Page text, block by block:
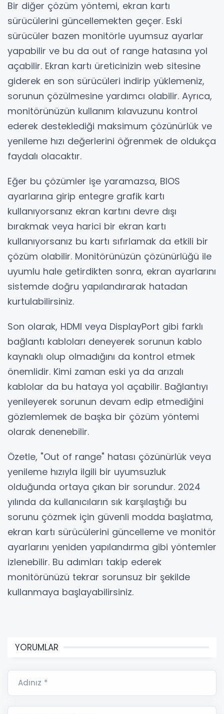
Bir diğer çözüm yöntemi, ekran kartı
sürücülerini güncellemekten geçer. Eski
sürücüler bazen monitörle uyumsuz ayarlar
yapabilir ve bu da out of range hatasına yol
açabilir. Ekran kartı üreticinizin web sitesine
giderek en son sürücüleri indirip yüklemeniz,
sorunun çözülmesine yardımcı olabilir. Ayrıca,
monitörünüzün kullanım kılavuzunu kontrol
ederek desteklediği maksimum çözünürlük ve
yenileme hızı değerlerini öğrenmek de oldukça
faydalı olacaktır.
Eğer bu çözümler işe yaramazsa, BIOS
ayarlarına girip entegre grafik kartı
kullanıyorsanız ekran kartını devre dışı
bırakmak veya harici bir ekran kartı
kullanıyorsanız bu kartı sıfırlamak da etkili bir
çözüm olabilir. Monitörünüzün çözünürlüğü ile
uyumlu hale getirdikten sonra, ekran ayarlarını
sistemde doğru yapılandırarak hatadan
kurtulabilirsiniz.
Son olarak, HDMI veya DisplayPort gibi farklı
bağlantı kabloları deneyerek sorunun kablo
kaynaklı olup olmadığını da kontrol etmek
önemlidir. Kimi zaman eski ya da arızalı
kablolar da bu hataya yol açabilir. Bağlantıyı
yenileyerek sorunun devam edip etmediğini
gözlemlemek de başka bir çözüm yöntemi
olarak denenebilir.
Özetle, "Out of range" hatası çözünürlük veya
yenileme hızıyla ilgili bir uyumsuzluk
olduğunda ortaya çıkan bir sorundur. 2024
yılında da kullanıcıların sık karşılaştığı bu
sorunu çözmek için güvenli modda başlatma,
ekran kartı sürücülerini güncelleme ve monitör
ayarlarını yeniden yapılandırma gibi yöntemler
izlenebilir. Bu adımları takip ederek
monitörünüzü tekrar sorunsuz bir şekilde
kullanmaya başlayabilirsiniz.
YORUMLAR
Adınız *